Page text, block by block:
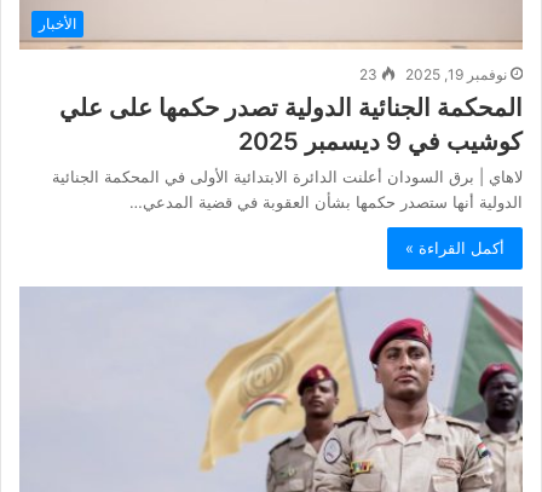
الأخبار
نوفمبر 19, 2025 23
المحكمة الجنائية الدولية تصدر حكمها على علي
كوشيب في 9 ديسمبر 2025
لاهاي | برق السودان أعلنت الدائرة الابتدائية الأولى في المحكمة الجنائية
الدولية أنها ستصدر حكمها بشأن العقوبة في قضية المدعي…
أكمل القراءة »